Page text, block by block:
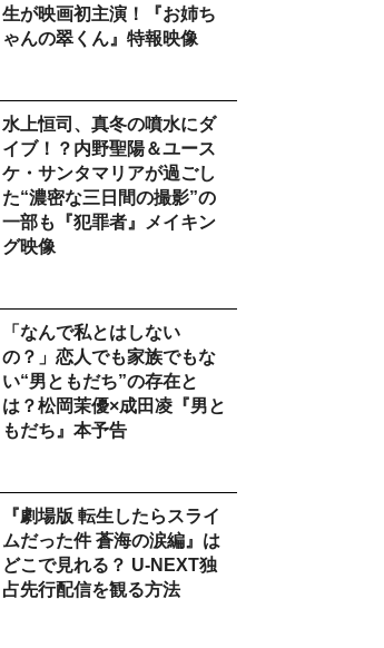
生が映画初主演！『お姉ち
ゃんの翠くん』特報映像
水上恒司、真冬の噴水にダ
イブ！？内野聖陽＆ユース
ケ・サンタマリアが過ごし
た“濃密な三日間の撮影”の
一部も『犯罪者』メイキン
グ映像
「なんで私とはしない
の？」恋人でも家族でもな
い“男ともだち”の存在と
は？松岡茉優×成田凌『男と
もだち』本予告
『劇場版 転生したらスライ
ムだった件 蒼海の涙編』は
どこで見れる？ U-NEXT独
占先行配信を観る方法